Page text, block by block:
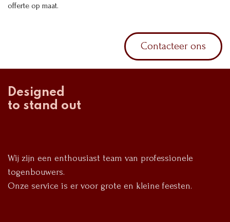
offerte op maat.
Contacteer ons
Designed
to stand out
Wij zijn een enthousiast team van professionele
togenbouwers.
Onze service is er voor grote en kleine feesten.